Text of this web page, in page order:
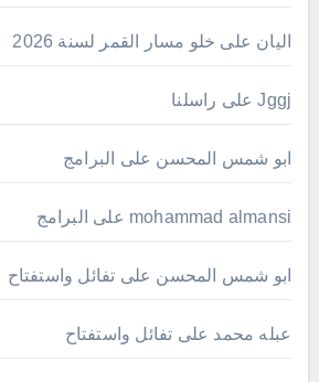
اليان على خلو مسار القمر لسنة 2026
Jggjعلى راسلنا
ابو شمس المحسن على البرامج
mohammad almansi على البرامج
ابو شمس المحسن على تفائل واستفتاح
عبله محمد على تفائل واستفتاح